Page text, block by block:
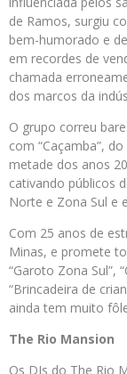
de Ramos, surgiu
bem-humorado e
em recordes de
chamada
dos marcos da
O grupo correu
com “Caçamba”,
metade dos anos
cativando públicos
Norte e Zona Sul e
Com 25 anos de
Minas, e promete
“Garoto Zona Sul”,
“Brincadeira de
ainda tem muito
The Rio Mansion
Os DJs do The Rio